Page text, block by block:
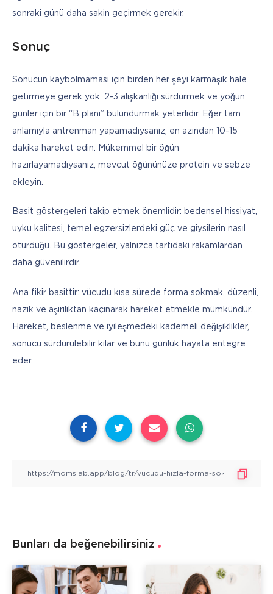
sonraki günü daha sakin geçirmek gerekir.
Sonuç
Sonucun kaybolmaması için birden her şeyi karmaşık hale
getirmeye gerek yok. 2-3 alışkanlığı sürdürmek ve yoğun
günler için bir “B planı” bulundurmak yeterlidir. Eğer tam
anlamıyla antrenman yapamadıysanız, en azından 10-15
dakika hareket edin. Mükemmel bir öğün
hazırlayamadıysanız, mevcut öğününüze protein ve sebze
ekleyin.
Basit göstergeleri takip etmek önemlidir: bedensel hissiyat,
uyku kalitesi, temel egzersizlerdeki güç ve giysilerin nasıl
oturduğu. Bu göstergeler, yalnızca tartıdaki rakamlardan
daha güvenilirdir.
Ana fikir basittir: vücudu kısa sürede forma sokmak, düzenli,
nazik ve aşırılıktan kaçınarak hareket etmekle mümkündür.
Hareket, beslenme ve iyileşmedeki kademeli değişiklikler,
sonucu sürdürülebilir kılar ve bunu günlük hayata entegre
eder.
Bunları da beğenebilirsiniz